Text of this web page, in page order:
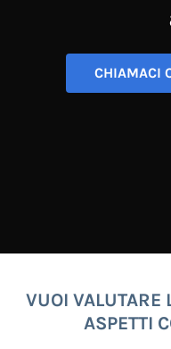
CHIAMACI
VUOI VALUTARE
ASPETTI